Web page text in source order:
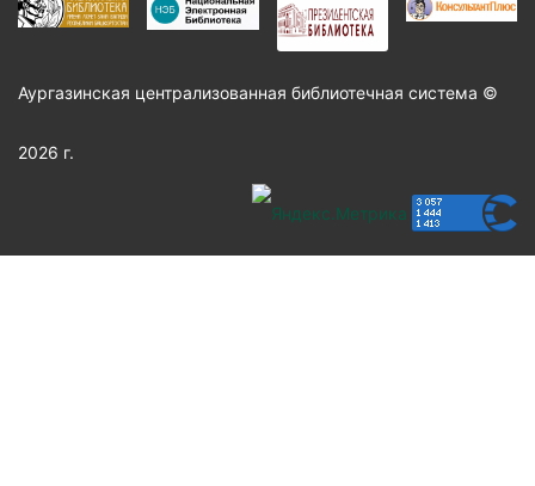
Аургазинская централизованная библиотечная система ©
2026 г.